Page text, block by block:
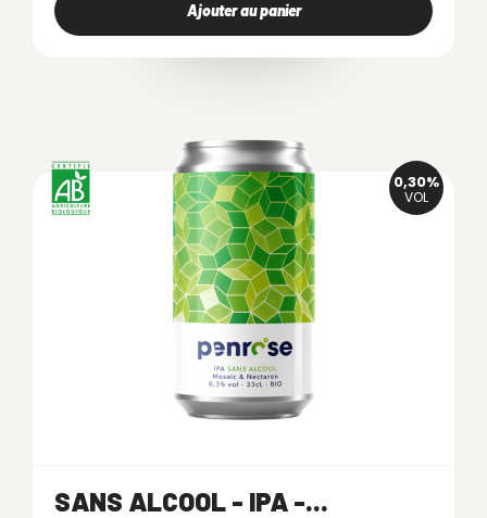
Ajouter au panier
0,30%
VOL
SANS ALCOOL - IPA -...